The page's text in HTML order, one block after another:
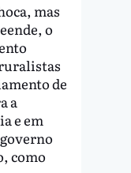
mas
o
de
a
e em
como